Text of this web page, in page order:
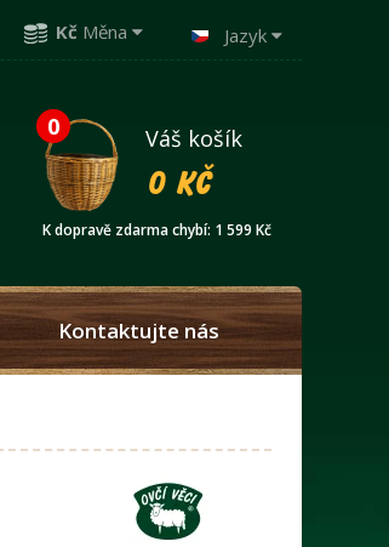
Kč Měna Jazyk
0
Váš košík
0 Kč
K dopravě zdarma chybí: 1 599 Kč
Kontaktujte nás